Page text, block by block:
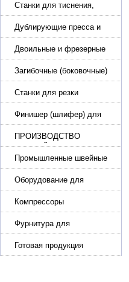
Станки для тиснения,
нанесения логотипа и
нумераторы
Дублирующие пресса и
утюги для разглаживания
кожи
Двоильные и фрезерные
машины для слоения и
фрезерования кожи
Загибочные (боковочные)
машины для стельки,
кошельков, сумок
Станки для резки
кожи.Станки для резки
стропы
Финишер (шлифер) для
обуви
ПРОИЗВОДСТВО
РЕМНЕЙ, СУМОК,
КОЖГАЛАНТЕРЕИ
Промышленные швейные
машины для кожи, обуви
Оборудование для
производства и резки
эластичной ленты и стропы
Компрессоры
Фурнитура для
производства ремней
Готовая продукция